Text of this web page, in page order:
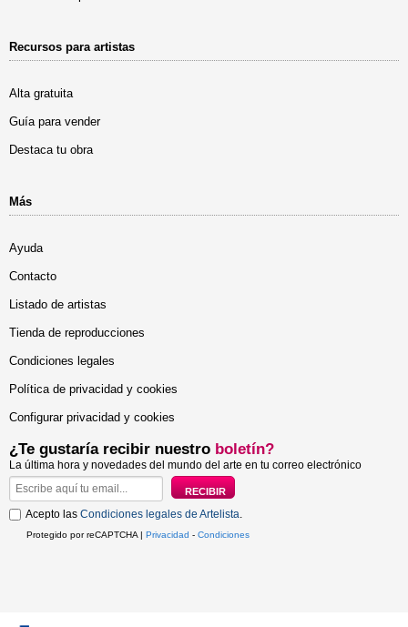
Recursos para artistas
Alta gratuita
Guía para vender
Destaca tu obra
Más
Ayuda
Contacto
Listado de artistas
Tienda de reproducciones
Condiciones legales
Política de privacidad y cookies
Configurar privacidad y cookies
¿Te gustaría recibir nuestro boletín?
La última hora y novedades del mundo del arte en tu correo electrónico
Acepto las Condiciones legales de Artelista.
Protegido por reCAPTCHA | Privacidad - Condiciones